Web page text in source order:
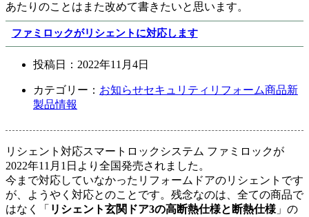
あたりのことはまた改めて書きたいと思います。
ファミロックがリシェントに対応します
投稿日： 2022年11月4日
カテゴリー： お知らせセキュリティ リフォーム商品新
製品情報
リシェント対応スマートロックシステム ファミロックが
2022年11月1日より全国発売されました。
今まで対応していなかったリフォームドアのリシェントです
が、ようやく対応とのことです。残念なのは、全ての商品で
はなく「 リシェント玄関ドア3の高断熱仕様と断熱仕様 」の